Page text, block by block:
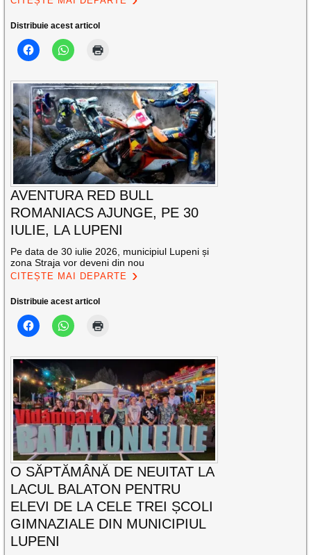
Distribuie acest articol
AVENTURA RED BULL
ROMANIACS AJUNGE, PE 30
IULIE, LA LUPENI
Pe data de 30 iulie 2026, municipiul Lupeni și
zona Straja vor deveni din nou
CITEȘTE MAI DEPARTE
Distribuie acest articol
O SĂPTĂMÂNĂ DE NEUITAT LA
LACUL BALATON PENTRU
ELEVI DE LA CELE TREI ȘCOLI
GIMNAZIALE DIN MUNICIPIUL
LUPENI